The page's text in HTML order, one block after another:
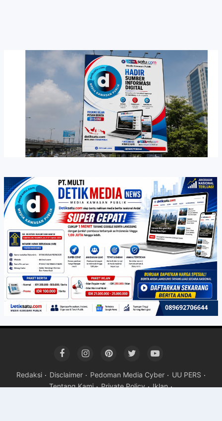
Redaksi Disclaimer Pedoman Media Cyber
UU PERS
Tentang Kami
Private Policy Iklan